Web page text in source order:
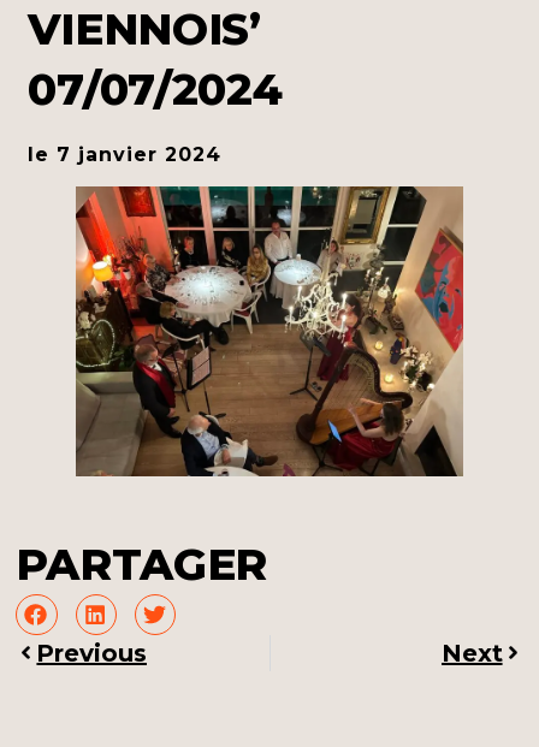
VIENNOIS’
07/07/2024
le 7 janvier 2024
PARTAGER
Previous Next